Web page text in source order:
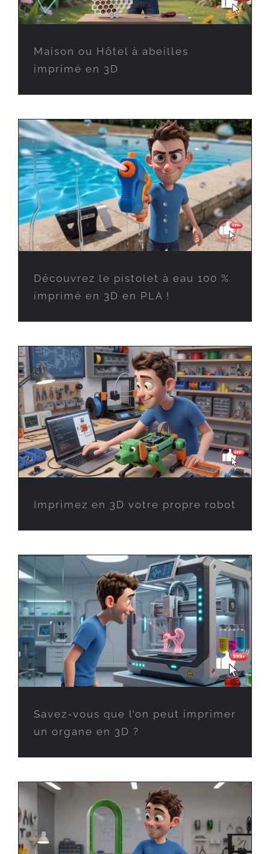
Maison ou Hôtel à abeilles
imprimé en 3D
Découvrez le pistolet à eau 100 %
imprimé en 3D en PLA !
Imprimez en 3D votre propre robot
Savez-vous que l’on peut imprimer
un organe en 3D ?